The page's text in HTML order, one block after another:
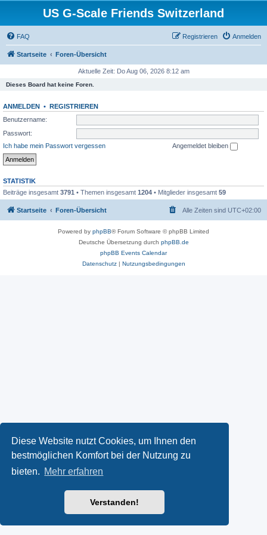
Diese Website nutzt Cookies, um Ihnen den
bestmöglichen Komfort bei der Nutzung zu
bieten. Mehr erfahren
Verstanden!
US G-Scale Friends Switzerland
FAQ Anmelden
Registrieren
Startseite Foren-Übersicht
Aktuelle Zeit: Do Aug 06, 2026 8:12 am
Dieses Board hat keine Foren.
ANMELDEN • REGISTRIEREN
Benutzername:
Passwort:
Ich habe mein Passwort vergessen
Angemeldet bleiben
STATISTIK
Beiträge insgesamt 3791 • Themen insgesamt 1204 • Mitglieder insgesamt 59
Startseite Foren-Übersicht Alle Zeiten sind UTC+02:00
Powered by phpBB® Forum Software © phpBB Limited
Deutsche Übersetzung durch phpBB.de
phpBB Events Calendar
Datenschutz| Nutzungsbedingungen